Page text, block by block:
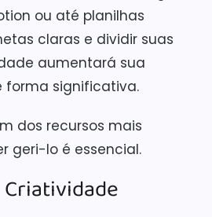
ou até planilhas
claras e dividir suas
aumentará sua
forma significativa.
dos recursos mais
geri-lo é essencial.